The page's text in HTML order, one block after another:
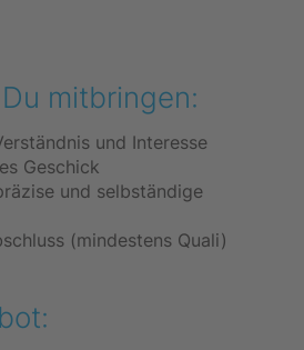
mitbringen:
und Interesse
Geschick
und selbständige
(mindestens Quali)